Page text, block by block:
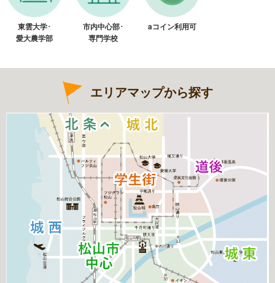
東雲大学･
愛大農学部
市内中心部･
専門学校
aコイン利用可
エリアマップから探す